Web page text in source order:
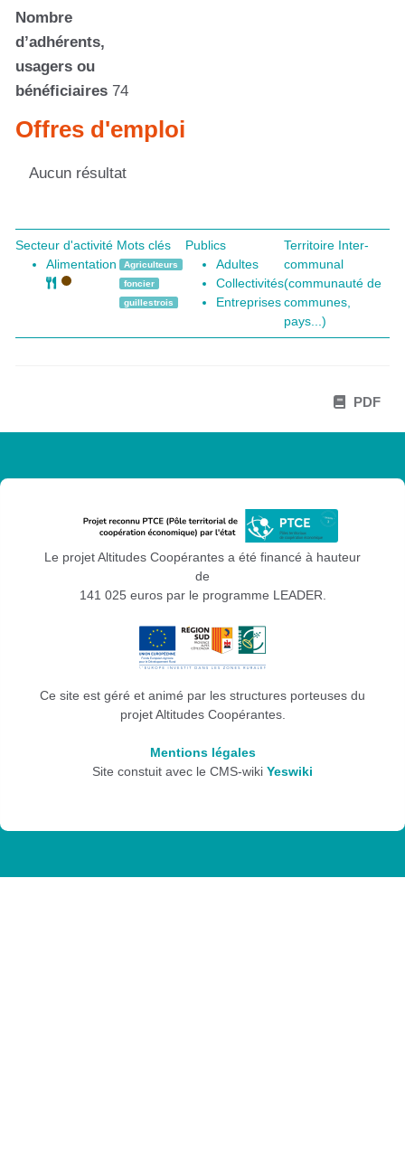
Nombre
d’adhérents,
usagers ou
bénéficiaires 74
Offres d'emploi
Aucun résultat
Secteur d'activité
Alimentation
Mots clés
Agriculteurs
foncier
guillestrois
Publics
Adultes
Collectivités
Entreprises
Territoire Inter-
communal
(communauté de
communes,
pays...)
PDF
Le projet Altitudes Coopérantes a été financé à hauteur
de
141 025 euros par le programme LEADER.
Ce site est géré et animé par les structures porteuses du
projet Altitudes Coopérantes.
Mentions légales
Site constuit avec le CMS-wiki Yeswiki